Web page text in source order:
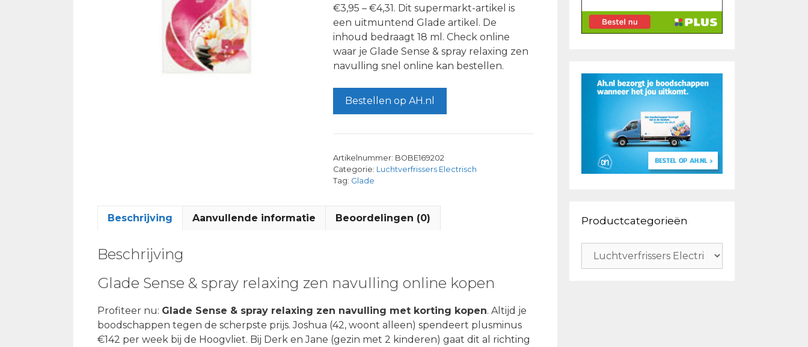
€3,95 – €4,31. Dit supermarkt-artikel is
een uitmuntend Glade artikel. De
inhoud bedraagt 18 ml. Check online
waar je Glade Sense & spray relaxing zen
navulling snel online kan bestellen.
Bestellen op AH.nl
Artikelnummer: BOBE169202
Categorie: Luchtverfrissers Electrisch
Tag: Glade
Beschrijving Aanvullende informatie Beoordelingen (0)
Beschrijving
Glade Sense & spray relaxing zen navulling online kopen
Profiteer nu: Glade Sense & spray relaxing zen navulling met korting kopen. Altijd je
boodschappen tegen de scherpste prijs. Joshua (42, woont alleen) spendeert plusminus
€142 per week bij de Hoogvliet. Bij Derk en Jane (gezin met 2 kinderen) gaat dit al richting
Productcategorieën